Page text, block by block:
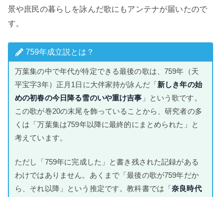
景や庶民の暮らしを詠んだ歌にもアンテナが届いたので
す。
759年成立説とは？
万葉集の中で年代が特定できる最後の歌は、759年（天
平宝字3年）正月1日に大伴家持が詠んだ「新しき年の始
めの初春の今日降る雪のいや重け吉事 」という歌です。
この歌が巻20の末尾を飾っていることから、研究者の多
くは「万葉集は759年以降に最終的にまとめられた」と
考えています。
ただし「759年に完成した」と書き残された記録がある
わけではありません。あくまで「最後の歌が759年だか
ら、それ以降」という推定です。教科書では「奈良時代